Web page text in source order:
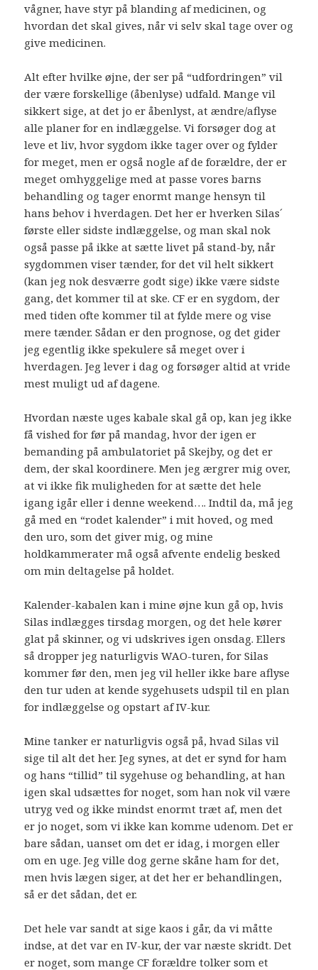
vågner, have styr på blanding af medicinen, og
hvordan det skal gives, når vi selv skal tage over og
give medicinen.
Alt efter hvilke øjne, der ser på “udfordringen” vil
der være forskellige (åbenlyse) udfald. Mange vil
sikkert sige, at det jo er åbenlyst, at ændre/aflyse
alle planer for en indlæggelse. Vi forsøger dog at
leve et liv, hvor sygdom ikke tager over og fylder
for meget, men er også nogle af de forældre, der er
meget omhyggelige med at passe vores barns
behandling og tager enormt mange hensyn til
hans behov i hverdagen. Det her er hverken Silas´
første eller sidste indlæggelse, og man skal nok
også passe på ikke at sætte livet på stand-by, når
sygdommen viser tænder, for det vil helt sikkert
(kan jeg nok desværre godt sige) ikke være sidste
gang, det kommer til at ske. CF er en sygdom, der
med tiden ofte kommer til at fylde mere og vise
mere tænder. Sådan er den prognose, og det gider
jeg egentlig ikke spekulere så meget over i
hverdagen. Jeg lever i dag og forsøger altid at vride
mest muligt ud af dagene.
Hvordan næste uges kabale skal gå op, kan jeg ikke
få vished for før på mandag, hvor der igen er
bemanding på ambulatoriet på Skejby, og det er
dem, der skal koordinere. Men jeg ærgrer mig over,
at vi ikke fik muligheden for at sætte det hele
igang igår eller i denne weekend…. Indtil da, må jeg
gå med en “rodet kalender” i mit hoved, og med
den uro, som det giver mig, og mine
holdkammerater må også afvente endelig besked
om min deltagelse på holdet.
Kalender-kabalen kan i mine øjne kun gå op, hvis
Silas indlægges tirsdag morgen, og det hele kører
glat på skinner, og vi udskrives igen onsdag. Ellers
så dropper jeg naturligvis WAO-turen, for Silas
kommer før den, men jeg vil heller ikke bare aflyse
den tur uden at kende sygehusets udspil til en plan
for indlæggelse og opstart af IV-kur.
Mine tanker er naturligvis også på, hvad Silas vil
sige til alt det her. Jeg synes, at det er synd for ham
og hans “tillid” til sygehuse og behandling, at han
igen skal udsættes for noget, som han nok vil være
utryg ved og ikke mindst enormt træt af, men det
er jo noget, som vi ikke kan komme udenom. Det er
bare sådan, uanset om det er idag, i morgen eller
om en uge. Jeg ville dog gerne skåne ham for det,
men hvis lægen siger, at det her er behandlingen,
så er det sådan, det er.
Det hele var sandt at sige kaos i går, da vi måtte
indse, at det var en IV-kur, der var næste skridt. Det
er noget, som mange CF forældre tolker som et